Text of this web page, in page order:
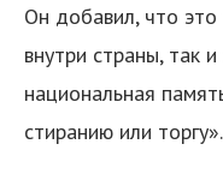
Он добавил, что это
внутри страны, так
национальная
стиранию или торгу».